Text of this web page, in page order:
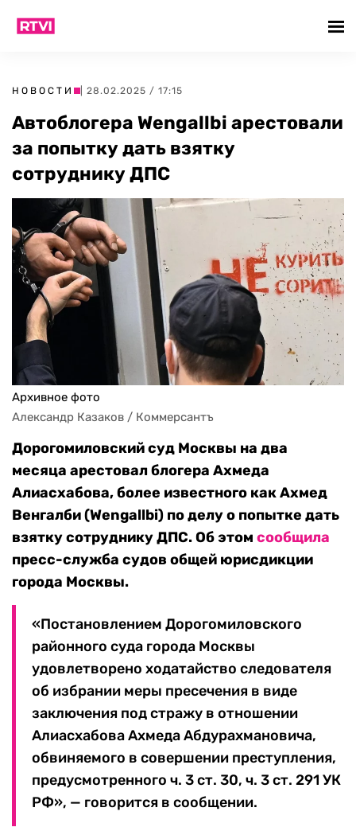
НОВОСТИ | 28.02.2025 / 17:15
Автоблогера Wengallbi арестовали
за попытку дать взятку
сотруднику ДПС
Архивное фото
Александр Казаков / Коммерсантъ
Дорогомиловский суд Москвы на два
месяца арестовал блогера Ахмеда
Алиасхабова, более известного как Ахмед
Венгалби (Wengallbi) по делу о попытке дать
взятку сотруднику ДПС. Об этом сообщила
пресс-служба судов общей юрисдикции
города Москвы.
«Постановлением Дорогомиловского
районного суда города Москвы
удовлетворено ходатайство следователя
об избрании меры пресечения в виде
заключения под стражу в отношении
Алиасхабова Ахмеда Абдурахмановича,
обвиняемого в совершении преступления,
предусмотренного ч. 3 ст. 30, ч. 3 ст. 291 УК
РФ», — говорится в сообщении.